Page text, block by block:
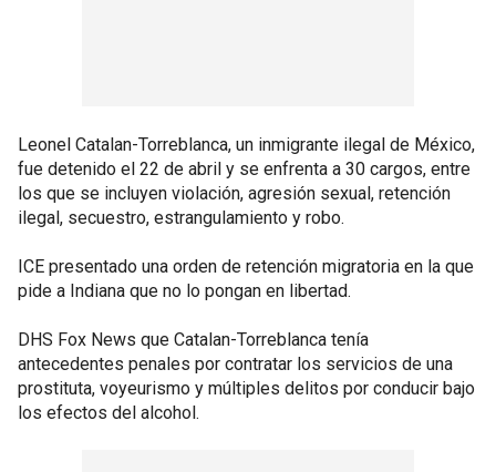
Leonel Catalan-Torreblanca, un inmigrante ilegal de México,
fue detenido el 22 de abril y se enfrenta a 30 cargos, entre
los que se incluyen violación, agresión sexual, retención
ilegal, secuestro, estrangulamiento y robo.
ICE presentado una orden de retención migratoria en la que
pide a Indiana que no lo pongan en libertad.
DHS Fox News que Catalan-Torreblanca tenía
antecedentes penales por contratar los servicios de una
prostituta, voyeurismo y múltiples delitos por conducir bajo
los efectos del alcohol.